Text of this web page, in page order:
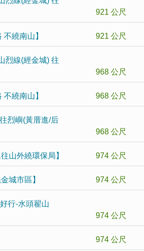
921 公尺
繞南山】 921 公尺
烈線(經金城) 往
968 公尺
繞南山】 968 公尺
烈嶼(黃厝進/后
968 公尺
山外繞環保局】 974 公尺
城市區】 974 公尺
行-水頭翟山
974 公尺
974 公尺